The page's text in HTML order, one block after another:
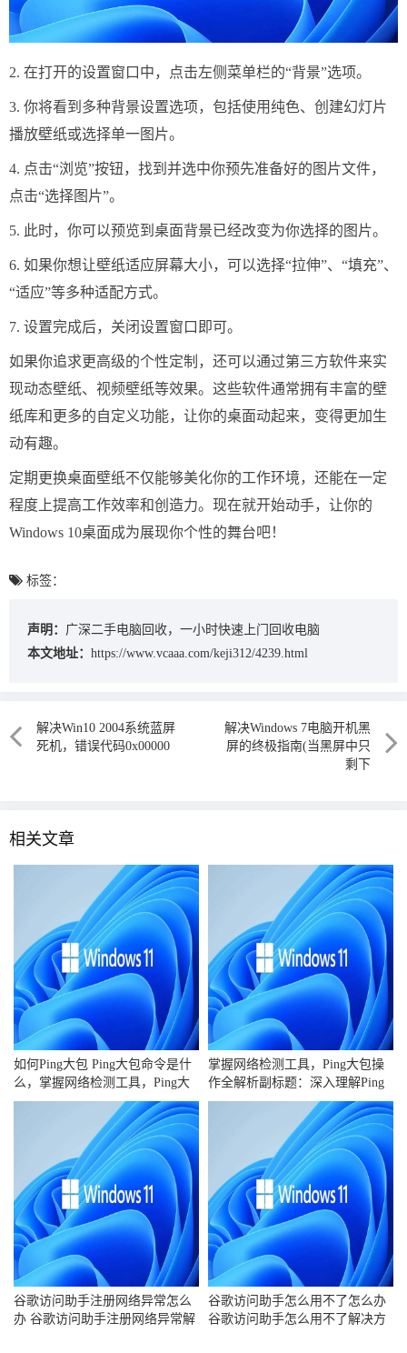
2. 在打开的设置窗口中，点击左侧菜单栏的“背景”选项。
3. 你将看到多种背景设置选项，包括使用纯色、创建幻灯片
播放壁纸或选择单一图片。
4. 点击“浏览”按钮，找到并选中你预先准备好的图片文件，
点击“选择图片”。
5. 此时，你可以预览到桌面背景已经改变为你选择的图片。
6. 如果你想让壁纸适应屏幕大小，可以选择“拉伸”、“填充”、
“适应”等多种适配方式。
7. 设置完成后，关闭设置窗口即可。
如果你追求更高级的个性定制，还可以通过第三方软件来实
现动态壁纸、视频壁纸等效果。这些软件通常拥有丰富的壁
纸库和更多的自定义功能，让你的桌面动起来，变得更加生
动有趣。
定期更换桌面壁纸不仅能够美化你的工作环境，还能在一定
程度上提高工作效率和创造力。现在就开始动手，让你的
Windows 10桌面成为展现你个性的舞台吧！
标签：
声明： 广深二手电脑回收，一小时快速上门回收电脑
本文地址： https://www.vcaaa.com/keji312/4239.html
解决Win10 2004系统蓝屏
死机，错误代码0x00000
解决Windows 7电脑开机黑
屏的终极指南(当黑屏中只
剩下
相关文章
如何Ping大包 Ping大包命令是什
么，掌握网络检测工具，Ping大
包操作全解
掌握网络检测工具，Ping大包操
作全解析副标题：深入理解Ping
命令及其大包使用
谷歌访问助手注册网络异常怎么
办 谷歌访问助手注册网络异常解
谷歌访问助手怎么用不了怎么办
谷歌访问助手怎么用不了解决方